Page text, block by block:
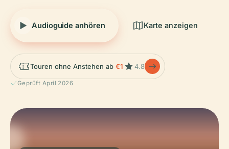
Audioguide anhören Karte anzeigen
Touren ohne Anstehen ab €1 4.8
Geprüft April 2026